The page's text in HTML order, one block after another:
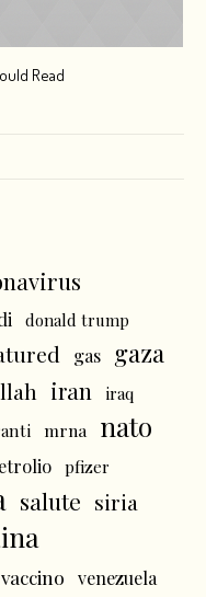
Read
donald trump
gas gaza
iran iraq
mrna nato
pfizer
salute siria
vaccino venezuela